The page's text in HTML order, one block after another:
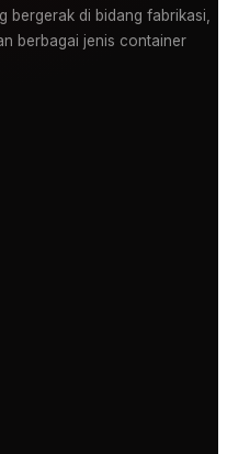
bergerak di bidang fabrikasi,
berbagai jenis container